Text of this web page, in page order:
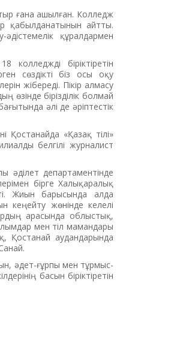
ғана ашылған. Колледж
қабылданатынын айтты.
құралдармен
кол­ледж­ді біріктіретін
сөздікті біз осы оқу
жібереді. Пі­кір алмасу
өзін­де бірізділік болмай
әлі де әріптестік
Қостанайда «Қазақ тілі»
белгілі журналист
әді­лет департаментінде
бірге Халықаралық
Жиын ба­ры­­сында алда
кеңейту жөнінде келелі
арасында облыстық,
мен тіл мамандары
Қос­та­най аудандарында
әдет-ғұрпы мен тұрмыс-
басын бірік­ті­ре­­тін